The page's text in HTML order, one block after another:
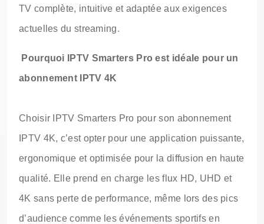
TV complète, intuitive et adaptée aux exigences
actuelles du streaming.
Pourquoi IPTV Smarters Pro est idéale pour un
abonnement IPTV 4K
Choisir IPTV Smarters Pro pour son abonnement
IPTV 4K, c’est opter pour une application puissante,
ergonomique et optimisée pour la diffusion en haute
qualité. Elle prend en charge les flux HD, UHD et
4K sans perte de performance, même lors des pics
d’audience comme les événements sportifs en